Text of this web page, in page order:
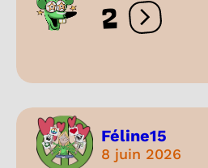
2 Ouvrir les
Féline15
8 juin 2026